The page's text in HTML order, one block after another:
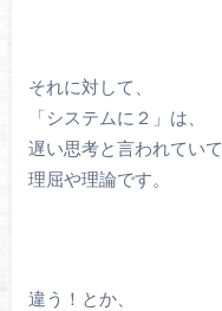
それに対して、
「システムに２」は、
遅い思考と言われていて
理屈や理論です。
違う！とか、